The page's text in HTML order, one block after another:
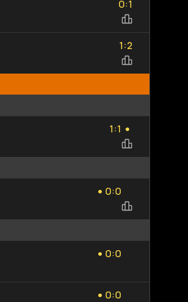
0:1
1:2
1
1:
1
1 ●
●
0
0:
0
0
●
0
0:
0
0
● 0:0